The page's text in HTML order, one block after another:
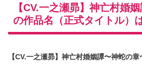
【CV.一之瀬昴】神亡村婚
の作品名（正式タイトル）
【CV.一之瀬昴】神亡村婚姻譚〜神蛇の章